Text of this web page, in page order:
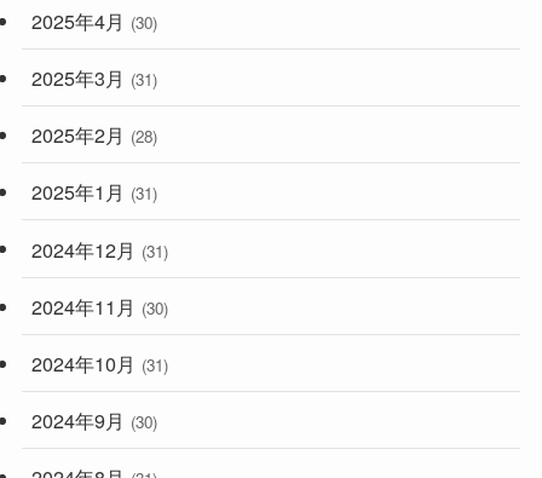
2025年4月 (30)
2025年3月 (31)
2025年2月 (28)
2025年1月 (31)
2024年12月 (31)
2024年11月 (30)
2024年10月 (31)
2024年9月 (30)